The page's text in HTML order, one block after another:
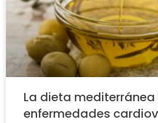
La dieta mediterránea
enfermedades